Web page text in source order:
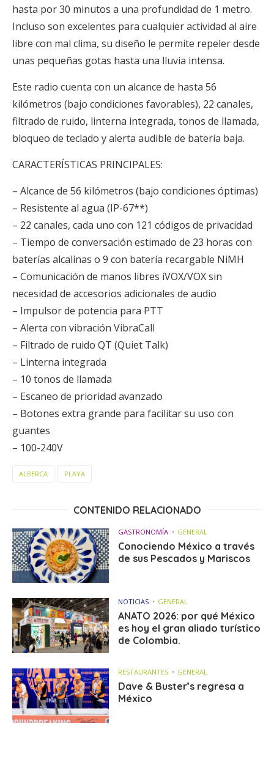
hasta por 30 minutos a una profundidad de 1 metro.
Incluso son excelentes para cualquier actividad al aire
libre con mal clima, su diseño le permite repeler desde
unas pequeñas gotas hasta una lluvia intensa.
Este radio cuenta con un alcance de hasta 56
kilómetros (bajo condiciones favorables), 22 canales,
filtrado de ruido, linterna integrada, tonos de llamada,
bloqueo de teclado y alerta audible de batería baja.
CARACTERÍSTICAS PRINCIPALES:
– Alcance de 56 kilómetros (bajo condiciones óptimas)
– Resistente al agua (IP-67**)
– 22 canales, cada uno con 121 códigos de privacidad
– Tiempo de conversación estimado de 23 horas con
baterías alcalinas o 9 con batería recargable NiMH
– Comunicación de manos libres iVOX/VOX sin
necesidad de accesorios adicionales de audio
– Impulsor de potencia para PTT
– Alerta con vibración VibraCall
– Filtrado de ruido QT (Quiet Talk)
– Linterna integrada
– 10 tonos de llamada
– Escaneo de prioridad avanzado
– Botones extra grande para facilitar su uso con
guantes
– 100-240V
ALBERCA PLAYA
CONTENIDO RELACIONADO
GASTRONOMÍA GENERAL
Conociendo México a través
de sus Pescados y Mariscos
NOTICIAS GENERAL
ANATO 2026: por qué México
es hoy el gran aliado turístico
de Colombia.
RESTAURANTES GENERAL
Dave & Buster’s regresa a
México